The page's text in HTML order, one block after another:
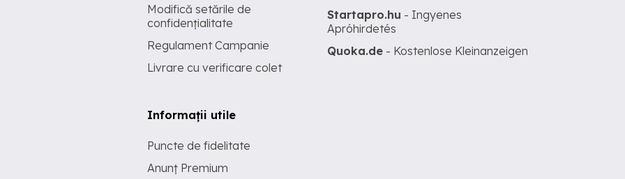
Modifică setările de
confidențialitate
Regulament Campanie
Livrare cu verificare colet
Informații utile
Puncte de fidelitate
Anunț Premium
Startapro.hu - Ingyenes
Apróhirdetés
Quoka.de - Kostenlose Kleinanzeigen